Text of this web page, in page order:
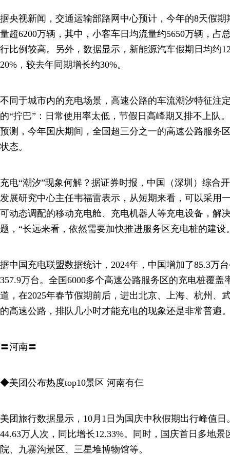
据央视新闻，交通运输部路网中心预计，今年的8天假
量超6200万辆，其中，小客车日均流量约5650万辆，占
行比例较高。另外，数据显示，新能源汽车假期日均约
20%，较去年同期增长约30%。
不同于城市内的充电场景，高速公路的车流潮汐特征注
的“拧巴”：日常使用率太低，节假日高峰期又排不上队
预测，今年国庆期间，全国超三分之一的高速公路服务
状态。
充电“潮汐”现象何解？据证券时报，中国（深圳）综合
发展研究中心主任韦福雷表示，从短期来看，可以采用
可动态调配的移动充电舱、充电机器人等充电设备，解
题，“长远来看，依然需要加快推进服务区充电桩的建设
据中国充电联盟数据统计，2024年，中国增加了85.3万
357.9万台。全国6000多个高速公路服务区的充电桩覆盖
道，在2025年春节假期前后，进出北京、上海、杭州、
的高速公路，排队几小时才能充电的现象还是非常普遍
〓河南〓
◆美团公布热度top10景区 河南有仨
美团旅行数据显示，10月1日为国庆中秋假期出行峰值
44.63万人次，同比增长12.33%。同时，国庆首日多地
院、九寨沟景区、三星堆博物馆等。